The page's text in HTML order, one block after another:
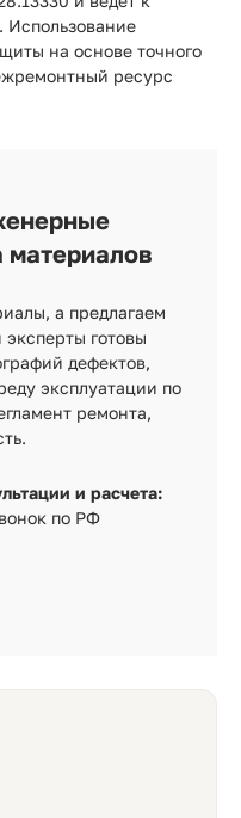
Использование
на основе точного
ресурс
материалов
а предлагаем
готовы
дефектов,
эксплуатации по
ремонта,
и расчета:
по РФ